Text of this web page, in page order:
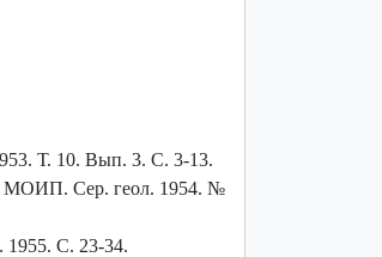
Т. 10. Вып. 3. С. 3-13.
МОИП. Сер. геол. 1954. №
1955. С. 23-34.